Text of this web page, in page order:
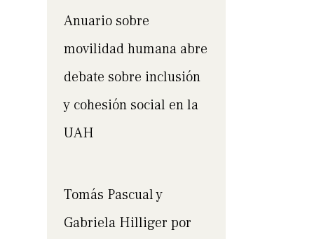
Anuario sobre
movilidad humana abre
debate sobre inclusión
y cohesión social en la
UAH
Tomás Pascual y
Gabriela Hilliger por